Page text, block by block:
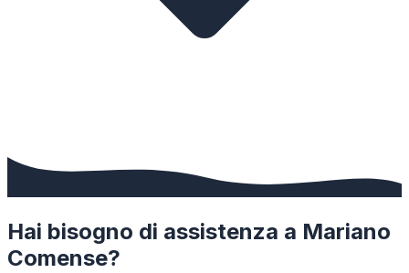
Hai bisogno di assistenza a Mariano
Comense?